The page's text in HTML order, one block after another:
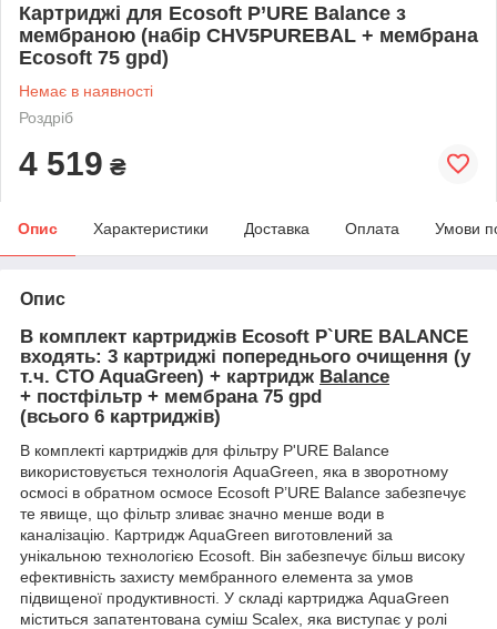
Картриджі для Ecosoft P’URE Balance з
мембраною (набір CHV5PUREBAL + мембрана
Ecosoft 75 gpd)
Немає в наявності
Роздріб
4 519 ₴
Опис Характеристики Доставка Оплата Умови
Опис
В комплект картриджів Ecosoft P`URE BALANCE
входять: 3 картриджі попереднього очищення (у
т.ч. CTO AquaGreen) + картридж Balance
+ постфільтр + мембрана 75 gpd
(всього 6 картриджів)
В комплекті картриджів для фільтру P'URE Balance
використовується технологія AquaGreen, яка в зворотному
осмосі в обратном осмосе Ecosoft P’URE Balance забезпечує
те явище, що фільтр зливає значно менше води в
каналізацію. Картридж AquaGreen виготовлений за
унікальною технологією Ecosoft. Він забезпечує більш високу
ефективність захисту мембранного елемента за умов
підвищеної продуктивності. У складі картриджа AquaGreen
міститься запатентована суміш Scalex, яка виступає у ролі